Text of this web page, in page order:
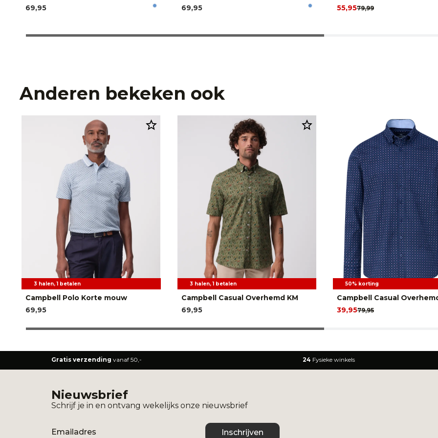
69,95
69,95
79,99
55,95
Anderen bekeken ook
3 halen, 1 betalen
Campbell Polo Korte mouw
69,95
3 halen, 1 betalen
Campbell Casual Overhemd KM
69,95
50% korting
Campbell Casual
79,95
39,95
Gratis verzending vanaf 50,- 24 Fysieke winkels
Nieuwsbrief
Schrijf je in en ontvang wekelijks onze nieuwsbrief
Email
Inschrijven